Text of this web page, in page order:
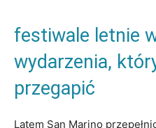
festiwale⁣ letnie‌
wydarzenia,‌
przegapić
Latem San ⁤Marino